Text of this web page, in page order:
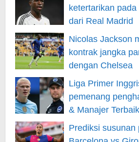
ketertarikan
dari Real Madrid
Nicolas Jackson
kontrak jangka
dengan Chelsea
Liga Primer
pemenang
& Manajer
Prediksi susunan